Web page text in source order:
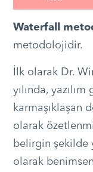
Waterfall
metodolojidir.
İlk olarak Dr.
yılında,
karmaşıklaşan
olarak
belirgin şekilde
olarak